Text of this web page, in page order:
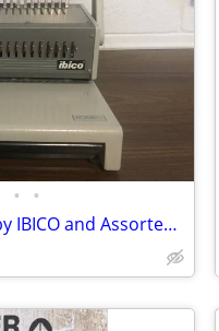
• •
Book Binding Machine by IBICO and Assorted Spines/Rings